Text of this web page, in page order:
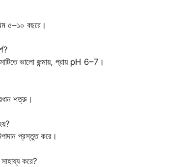
৫–১০ বছরে।
ভালো জন্মায়, প্রায় pH 6–7।
শত্রু।
প্রস্তুত করে।
করে?